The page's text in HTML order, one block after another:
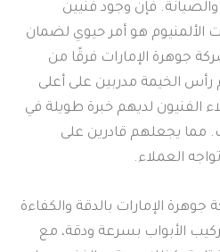
والصيانة. فإن وجود فنيين
هو أمر حيوي لضمان
جوهرة الإمارات فرقًا من
رأس الخيمة مدربين على أعلى
الفنيون لديهم خبرة طويلة في
مما يجعلهم قادرين على
العملاء.
جوهرة الإمارات بالدقة والكفاءة
الأبواب بسرعة ودقة، مع